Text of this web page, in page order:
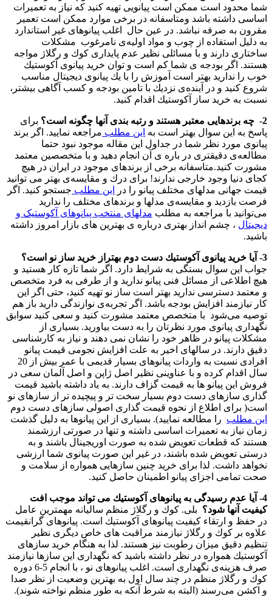
شما محدود است ممكن است پیانویی تهیه كنید كه نیاز به تعمیرات
اساسی داشته باشد ومتاسفانه در برخی موارد ممكن است تعمیر
مقرون به صرفه نباشد. در عین حال اغلب پیانوهای غیر استاندارد
به دلیل استفاده از چوب و مواد اولیه‌ی نامرغوب مشكلات
ساختاری دارند و با مسائلی نظیر عدم پایداری كوك و رگلاژ مواجه
هستند. اگر بودجه ی شما كم است و توان خرید پیانوی آكوستیك
خوب را ندارید بهتر است آموزش را با یك پیانوی دیجیتال مناسب
شروع كنید و در آیند‌ه‌ی نزدیك با تامین بودجه و كسب آگاهی بیشتر،
نسبت به خرید ساز آكوستیك اقدام كنید.
2- چه برندهایی معتبر هستند و رتبه بندی آنها چگونه است؟
برای
پاسخ به این سوال بهتر است به این مطلب مراجعه نمایید. اگر برند
پیانوی مورد نظر شما در جداول این مقاله موجود نبود حتما
مطالعه‌ی دقیقتری در باره ی آن انجام دهید و با متخصصین معتمد
مشورت كنید.متاسفانه برخی از برندهای موجود در ایران در هیچ
كجای دنیا وجود خارجی ندارند! برای درك و مقایسه‌ی بهتر می توانید
قیمت جهانی مدلهای مختلف پیانو را در
این مطلب جستجو كنید. اگر
فرصت بازدید و مقایسه‌ی مدلها و برندهای مختلف را ندارید
می‌توانید با مراجعه به مطلب مدلهای منتخب پیانوهای آکوستیک و
دیجیتال ، چشم انداز بهتری در‌باره ی بهترین های بازار امروز داشته
باشید.
3- آیا خرید پیانوی آكوستیك دست دوم بهتراز خرید ساز نو است؟
جواب این سوال بستگی به شرایط دارد. اگر شما تازه كار هستید و
هیچ اطلاعی از مسائل فنی پیانو ندارید و از طرفی به فرد متخصص
و معتمد دسترسی ندارید بهتر است ساز نو تهیه كنید، حتی اگر این
كار نیازمند افزایش بودجه باشد. اگر تجربه‌ی نوازندگی دارید باز هم
توصیه می‌شود با متخصص معتمد مشورت كنید و سعی كنید سوابق
نگهداری پیانوی مورد نظرتان را به دست بیاورید. بسیاری از
مشكلات پیانو در ظاهر خود را نشان نمی دهند و نیاز به كارشناسی
دقیق دارند. در سالهای اخیر به علت افزایش نجومی قیمت پیانو
افرادی نسبت به واردات پیانوهای بسیار قدیمی با عمر بیش از 20
سال اقدام كرده و با عناوینی نظیر اصل ژاپن و اصل آلمان سعی در
فروش این پیانو ها به قیمت گزاف دارند. به یاد داشته باشید قیمت
گذاری سازهای دست دوم بسیار سخت تر و پیچیده تر از سازهای نو
است( برای اطلاع از نحوه قیمت گذاری اصولی سازهای دست دوم
این مطلب را مطالعه نمایید). بسیاری از این پیانوها به دلیل گذشت
زمان نیاز به تعمیرات اساسی داشته و تنها در صورتی ارزشمند
هستند كه قطعات تعویض شده به صورت اوریجینال باشند و به
درستی تعویض شده باشند، در غیر این صورت پیانوی شما ارزشی
نخواهد داشت. لذا برای خرید چنین سازهایی همواره از سلامت و
صحت تمامی اجزای پیانو اطمینان حاصل كنید.
4- آیا عدم رسیدگی به پیانوهای آكوستیك می تواند موجب افت
كیفیت آنها شود؟ بلی. كوك و رگلاژ منظم سالیانه مهمترین عامل
در حفظ و ارتقاء كیفیت پیانوهای آكوستیك است. پیانوهای گرانقیمت
علاوه بر كوك و رگلاژ نیازمند مراقبت های خاص دیگری نظیر
تنظیم دقیق میزان رطوبت نیز هستند. لذا به هنگام خرید سازهای
آكوستیك همواره در نظر داشته باشید كه نگهداری این سازها نیازمند
صرف هزینه‌ی نگهداری است. اغلب پیانوهای نو ، با انجام 5-6 دوره
كوك و رگلاژ منظم در چند سال اول به بهترین وضعیت از نظر صدا
و اكشن می‌رسند (‌البته به شرط آنكه به طور منظم نواخته شوند).